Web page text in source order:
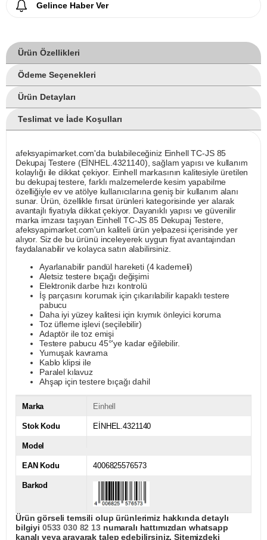
Gelince Haber Ver
Ürün Özellikleri
Ödeme Seçenekleri
Ürün Detayları
Teslimat ve İade Koşulları
afeksyapimarket.com'da bulabileceğiniz Einhell TC-JS 85
Dekupaj Testere (EİNHEL.4321140), sağlam yapısı ve kullanım
kolaylığı ile dikkat çekiyor. Einhell markasının kalitesiyle üretilen
bu dekupaj testere, farklı malzemelerde kesim yapabilme
özelliğiyle ev ve atölye kullanıcılarına geniş bir kullanım alanı
sunar. Ürün, özellikle fırsat ürünleri kategorisinde yer alarak
avantajlı fiyatıyla dikkat çekiyor. Dayanıklı yapısı ve güvenilir
marka imzası taşıyan Einhell TC-JS 85 Dekupaj Testere,
afeksyapimarket.com'un kaliteli ürün yelpazesi içerisinde yer
alıyor. Siz de bu ürünü inceleyerek uygun fiyat avantajından
faydalanabilir ve kolayca satın alabilirsiniz.
Ayarlanabilir pandül hareketi (4 kademeli)
Aletsiz testere bıçağı değişimi
Elektronik darbe hızı kontrolü
İş parçasını korumak için çıkarılabilir kapaklı testere
pabucu
Daha iyi yüzey kalitesi için kıymık önleyici koruma
Toz üfleme işlevi (seçilebilir)
Adaptör ile toz emişi
Testere pabucu 45°'ye kadar eğilebilir.
Yumuşak kavrama
Kablo klipsi ile
Paralel kılavuz
Ahşap için testere bıçağı dahil
Marka Einhell
Stok Kodu EİNHEL.4321140
Model
EAN Kodu 4006825576573
Barkod
Ürün görseli temsili olup ürünlerimiz hakkında detaylı
bilgiyi 0533 030 82 13numaralı hattımızdan whatsapp
kanalı veya arayarak talep edebilirsiniz. Sitemizdeki